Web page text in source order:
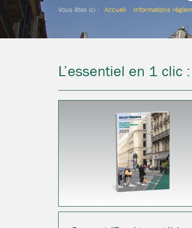
Vous êtes ici : Accueil Informations
L’essentiel en 1 clic :